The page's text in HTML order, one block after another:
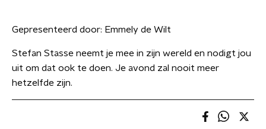
Gepresenteerd door: Emmely de Wilt
Stefan Stasse neemt je mee in zijn wereld en nodigt jou
uit om dat ook te doen. Je avond zal nooit meer
hetzelfde zijn.